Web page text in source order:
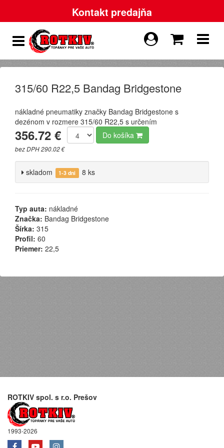
Kontakt predajňa
315/60 R22,5 Bandag Bridgestone
nákladné pneumatiky značky Bandag Bridgestone s
dezénom v rozmere 315/60 R22,5 s určením
356.72 €
bez DPH 290.02 €
Do košíka
skladom 1-3 dni 8 ks
Typ auta: nákladné
Značka: Bandag Bridgestone
Šírka: 315
Profil: 60
Priemer: 22,5
ROTKIV spol. s r.o. Prešov
1993-2026